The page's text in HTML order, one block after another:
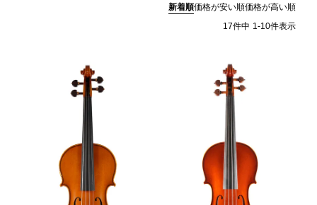
新着順価格が安い順価格が高い順
17件中 1 -10件表示